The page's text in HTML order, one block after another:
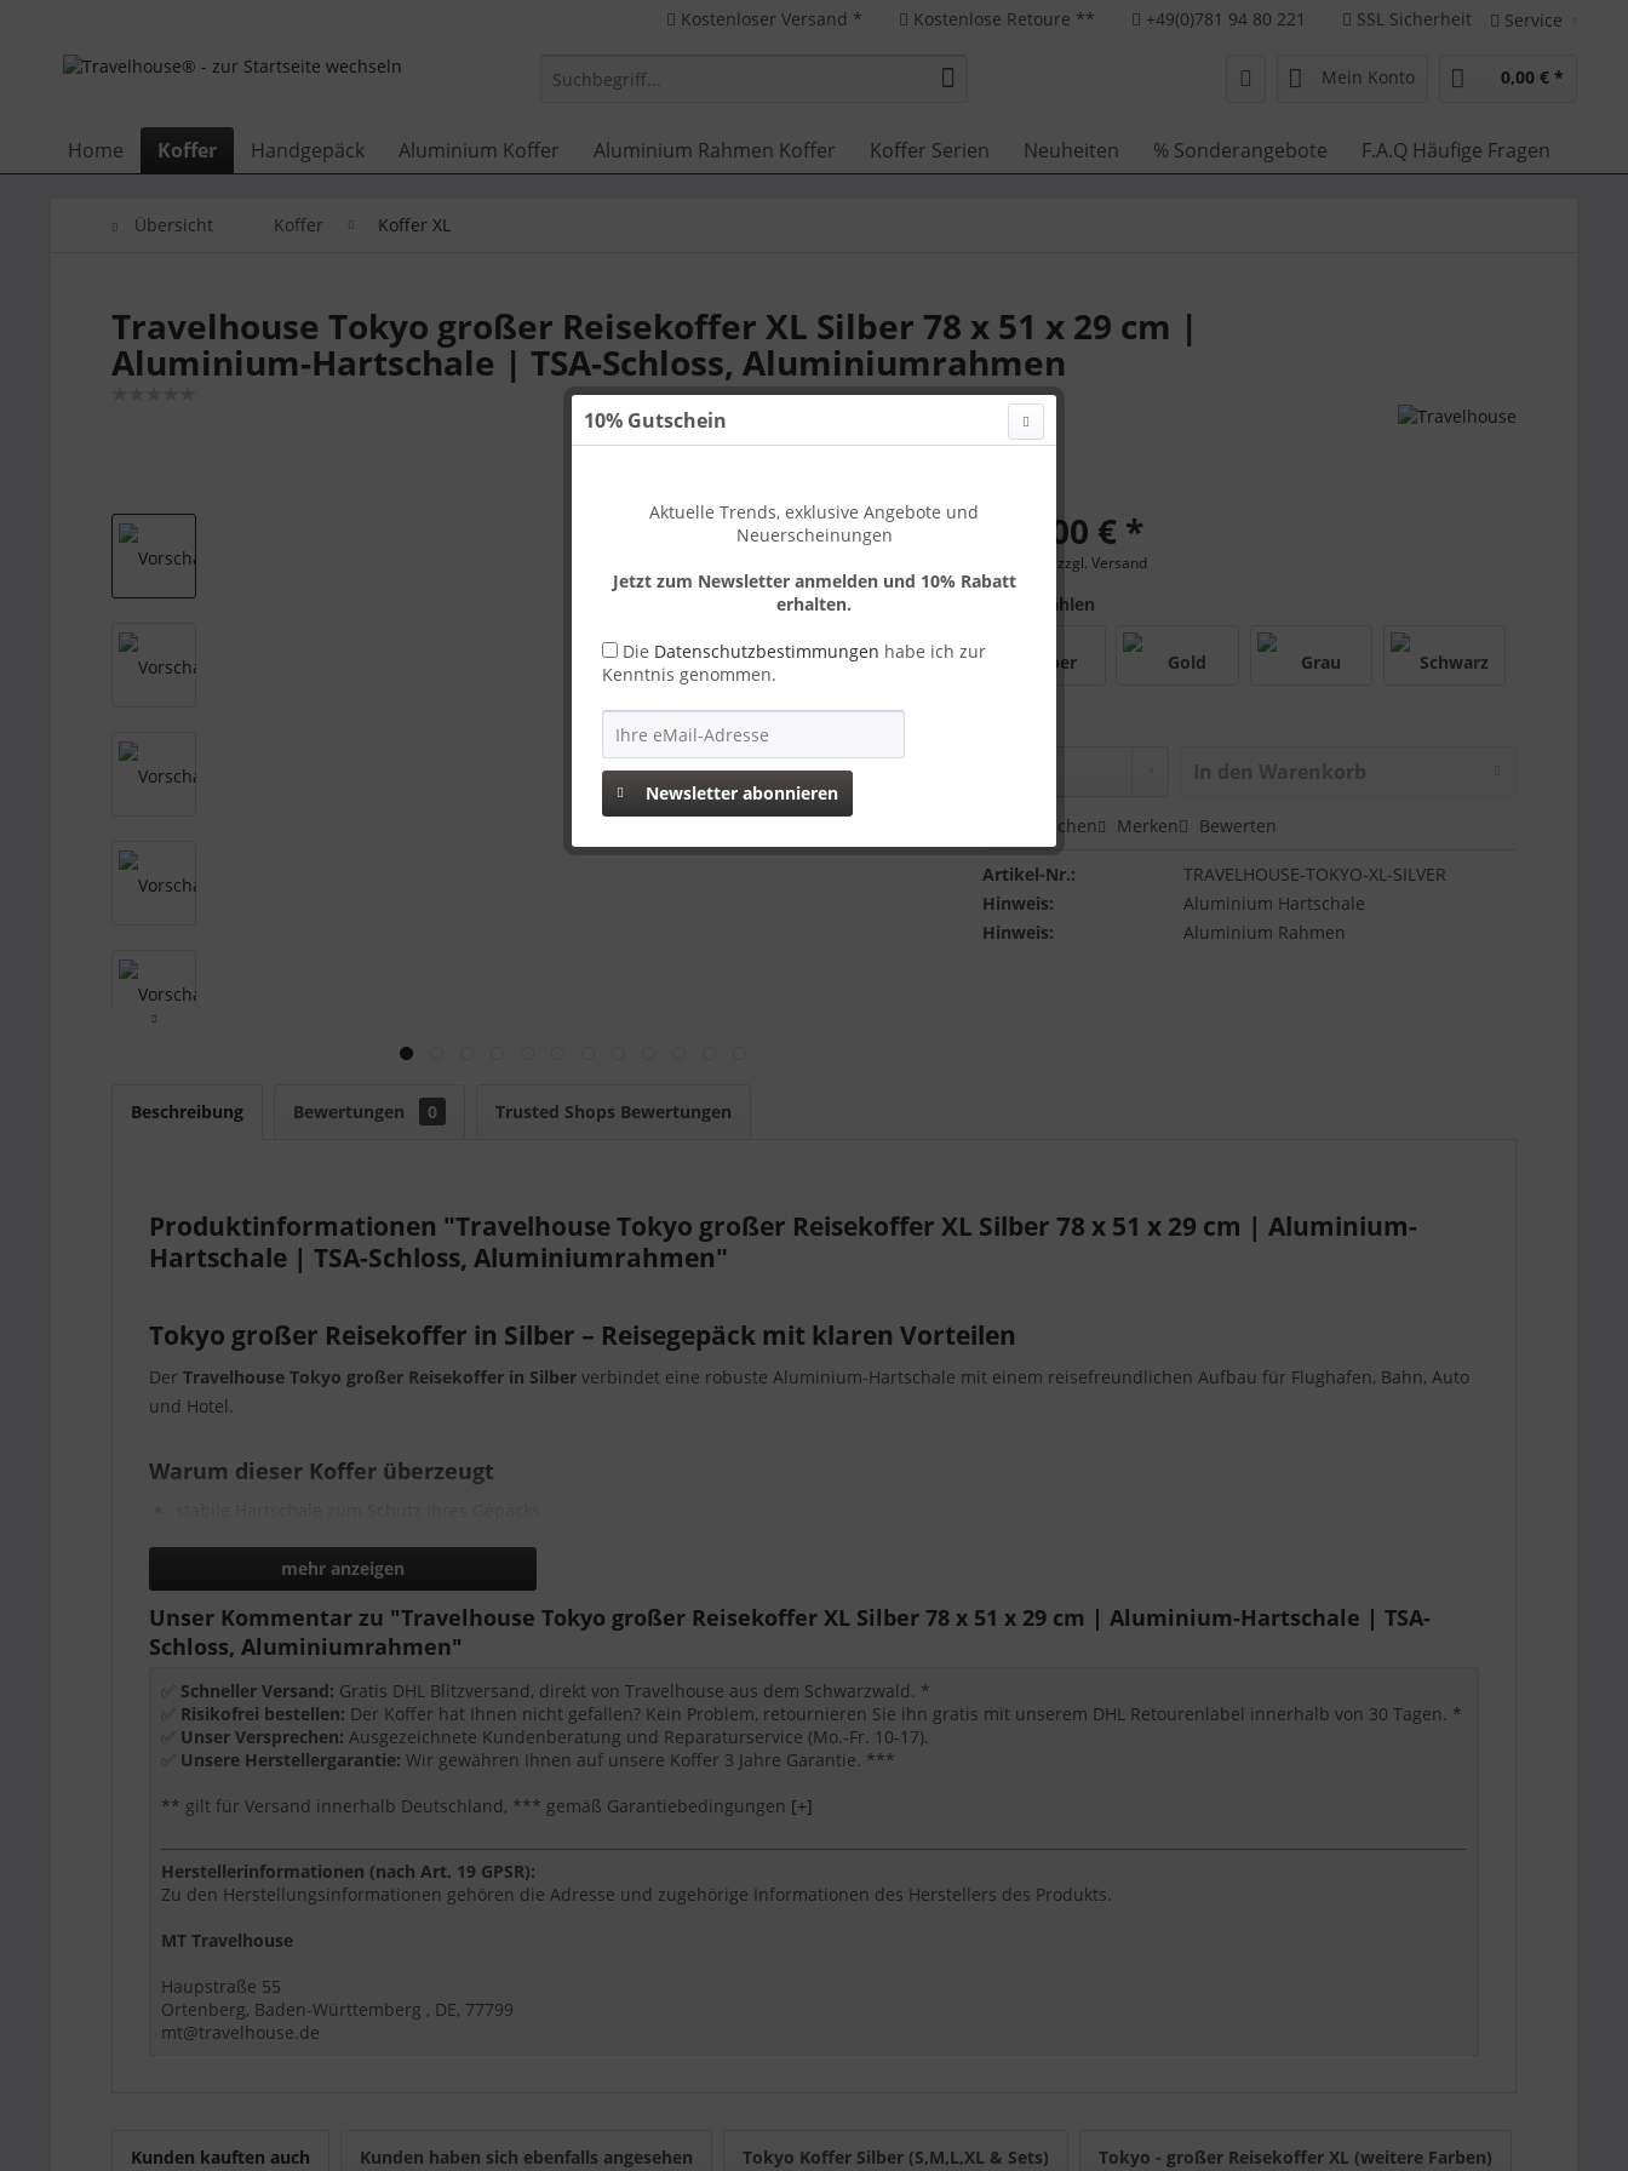
Service
Kostenloser Versand * Kostenlose Retoure ** +49(0)781 94 80 221 SSL Sicherheit
Mein Konto 0,00 € *
Home Koffer Handgepäck Aluminium Koffer Aluminium Rahmen Koffer Koffer Serien Neuheiten % Sonderangebote F.A.Q Häufige Fragen
Übersicht Koffer Koffer XL
Travelhouse Tokyo großer Reisekoffer XL Silber 78 x 51 x 29 cm |
Aluminium-Hartschale | TSA-Schloss, Aluminiumrahmen
349,00 € *
zzgl. Versand
Farbe wählen
In den Warenkorb
Vergleichen Merken Bewerten
Artikel-Nr.:
TRAVELHOUSE-TOKYO-XL-SILVER
Hinweis:
Aluminium Hartschale
Hinweis:
Aluminium Rahmen
Beschreibung Bewertungen 0 Trusted Shops Bewertungen
Produktinformationen "Travelhouse Tokyo großer Reisekoffer XL Silber 78 x 51 x 29 cm | Aluminium-
Hartschale | TSA-Schloss, Aluminiumrahmen"
Tokyo großer Reisekoffer in Silber – Reisegepäck mit klaren Vorteilen
Der Travelhouse Tokyo großer Reisekoffer in Silber verbindet eine robuste Aluminium-Hartschale mit einem reisefreundlichen Aufbau für Flughafen, Bahn, Auto
und Hotel.
Warum dieser Koffer überzeugt
übersichtlicher Innenraum für Kleidung, Technik und Reiseutensilien
geeignet für Urlaub, Businessreise und Alltag
Wichtige Ausstattung
TSA-Schloss
Aluminiumrahmen
zipperless Design
360° Rollen
Produktdetails
Größe:XL
Maße:78 x 51 x 29 cm
Volumen:110 L
Material:Aluminium-Hartschale
Für wen eignet sich dieser Artikel?
Dieser Artikel ist eine passende Wahl, wenn Sie nach einem großer reisekoffer von Travelhouse suchen, der robust, komfortabel und suchmaschinenklar
Travelhouse Tipp:Wählen Sie die Größe nach Reisedauer: Handgepäck für Kurztrips, M für eine Woche und L oder XL für längere Reisen oder Familiengepäck.
mehr anzeigen
Unser Kommentar zu "Travelhouse Tokyo großer Reisekoffer XL Silber 78 x 51 x 29 cm | Aluminium-Hartschale | TSA-
Schloss, Aluminiumrahmen"
Schneller Versand: Gratis DHL Blitzversand, direkt von Travelhouse aus dem Schwarzwald. *
Risikofrei bestellen: Der Koffer hat Ihnen nicht gefallen? Kein Problem, retournieren Sie ihn gratis mit unserem DHL Retourenlabel innerhalb von 30 Tagen. *
Unser Versprechen: Ausgezeichnete Kundenberatung und Reparaturservice (Mo.-Fr. 10-17).
Unsere Herstellergarantie: Wir gewähren Ihnen auf unsere Koffer 3 Jahre Garantie. ***
** gilt für Versand innerhalb Deutschland, *** gemäß Garantiebedingungen [+]
Herstellerinformationen (nach Art. 19 GPSR):
Zu den Herstellungsinformationen gehören die Adresse und zugehörige Informationen des Herstellers des Produkts.
MT Travelhouse
Haupstraße 55
Ortenberg, Baden-Württemberg , DE, 77799
mt@travelhouse.de
Kunden kauften auch Kunden haben sich ebenfalls angesehen Tokyo Koffer Silber (S,M,L,XL & Sets) Tokyo - großer Reisekoffer XL (weitere Farben)
10% Gutschein
Aktuelle Trends, exklusive Angebote und
Neuerscheinungen
Jetzt zum Newsletter anmelden und 10% Rabatt
erhalten.
Die Datenschutzbestimmungen habe ich zur
Kenntnis genommen.
Newsletter abonnieren